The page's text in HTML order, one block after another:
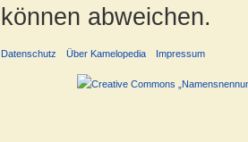
können abweichen.
Datenschutz Über Kamelopedia Impressum